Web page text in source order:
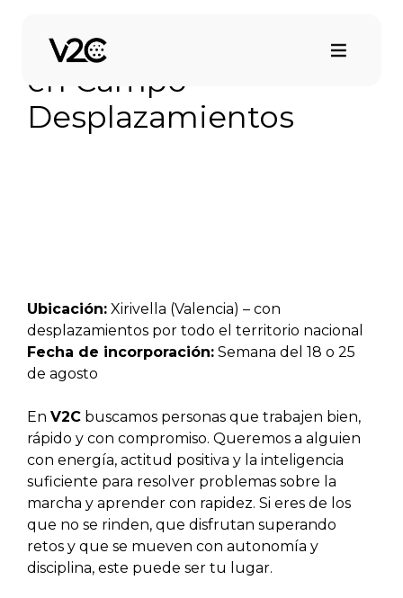
contenidoTécnico/a de Soporte
en Campo –
Desplazamientos
Ubicación: Xirivella (Valencia) – con
desplazamientos por todo el territorio nacional
Fecha de incorporación: Semana del 18 o 25
de agosto
En V2C buscamos personas que trabajen bien,
rápido y con compromiso. Queremos a alguien
con energía, actitud positiva y la inteligencia
suficiente para resolver problemas sobre la
marcha y aprender con rapidez. Si eres de los
que no se rinden, que disfrutan superando
retos y que se mueven con autonomía y
disciplina, este puede ser tu lugar.